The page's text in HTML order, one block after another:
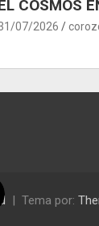
COSMOS
07/2026
Tema por: